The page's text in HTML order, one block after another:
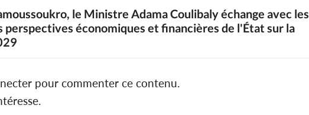
le Ministre Adama Coulibaly échange avec les
perspectives économiques et financières de l'État sur la
pour commenter ce contenu.